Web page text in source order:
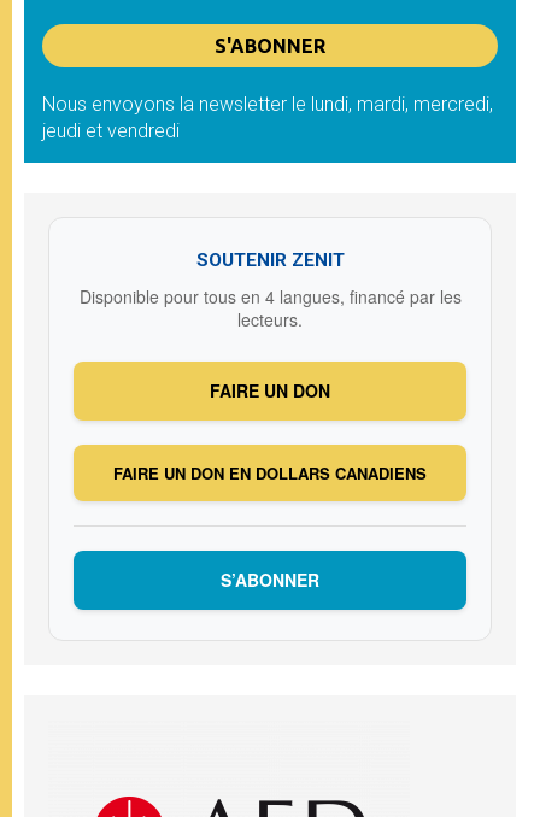
Nous envoyons la newsletter le lundi, mardi, mercredi,
jeudi et vendredi
SOUTENIR ZENIT
Disponible pour tous en 4 langues, financé par les
lecteurs.
FAIRE UN DON
FAIRE UN DON EN DOLLARS CANADIENS
S’ABONNER